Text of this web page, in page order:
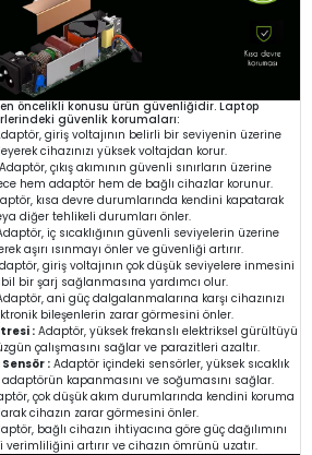
öncelikli konusu ürün güvenliğidir. Laptop
güvenlik korumaları:
giriş voltajının belirli bir seviyenin üzerine
cihazınızı yüksek voltajdan korur.
çıkış akımının güvenli sınırların üzerine
hem adaptör hem de bağlı cihazlar korunur.
kısa devre durumlarında kendini kapatarak
diğer tehlikeli durumları önler.
iç sıcaklığının güvenli seviyelerin üzerine
aşırı ısınmayı önler ve güvenliği artırır.
giriş voltajının çok düşük seviyelere inmesini
bir şarj sağlanmasına yardımcı olur.
ani güç dalgalanmalarına karşı cihazınızı
bileşenlerin zarar görmesini önler.
:Adaptör, yüksek frekanslı elektriksel gürültüyü
çalışmasını sağlar ve parazitleri azaltır.
Sensör :Adaptör içindeki sensörler, yüksek sıcaklık
kapanmasını ve soğumasını sağlar.
çok düşük akım durumlarında kendini koruma
cihazın zarar görmesini önler.
bağlı cihazın ihtiyacına göre güç dağılımını
artırır ve cihazın ömrünü uzatır.